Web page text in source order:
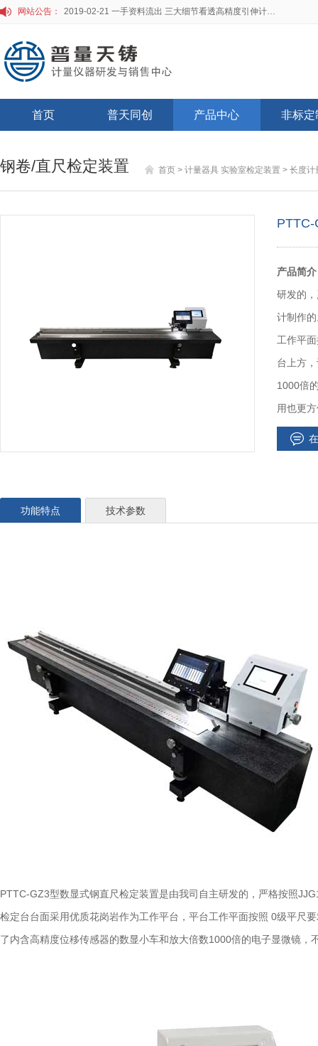
网站公告： 2019-02-21 一手资料流出 三大细节看透高精度引伸计标定仪
首页 普天同创 产品中心 非标定
钢卷/直尺检定装置 首页 > 计量器具 实验室检定装置 > 长度计
产品简
研发的
计制作
工作平
台上方
1000倍
用也更
功能特点 技术参数
PTTC-GZ3型数显式钢直尺检定装置是由我司自主研发的，严格按照
检定台台面采用优质花岗岩作为工作平台，平台工作平面按照 0级平尺
了内含高精度位移传感器的数显小车和放大倍数1000倍的电子显微镜